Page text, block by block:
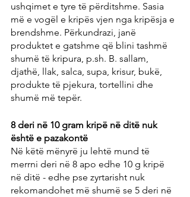
ushqimet e tyre të përditshme. Sasia
më e vogël e kripës vjen nga kripësja e
brendshme. Përkundrazi, janë
produktet e gatshme që blini tashmë
shumë të kripura, p.sh. B. sallam,
djathë, llak, salca, supa, krisur, bukë,
produkte të pjekura, tortellini dhe
shumë më tepër.
8 deri në 10 gram kripë në ditë nuk
është e pazakontë
Në këtë mënyrë ju lehtë mund të
merrni deri në 8 apo edhe 10 g kripë
në ditë - edhe pse zyrtarisht nuk
rekomandohet më shumë se 5 deri në